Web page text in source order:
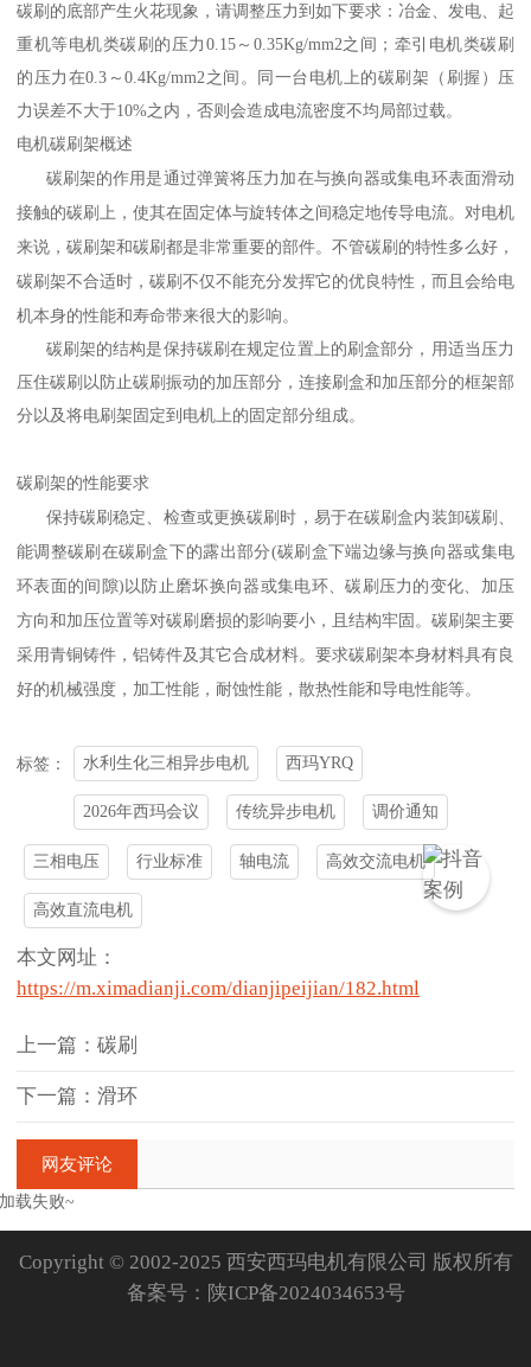
碳刷的底部产生火花现象，请调整压力到如下要求：冶金、发电、起
重机等电机类碳刷的压力0.15～0.35Kg/mm2之间；牵引电机类碳刷
的压力在0.3～0.4Kg/mm2之间。同一台电机上的碳刷架（刷握）压
力误差不大于10%之内，否则会造成电流密度不均局部过载。
电机碳刷架概述
碳刷架的作用是通过弹簧将压力加在与换向器或集电环表面滑动
接触的碳刷上，使其在固定体与旋转体之间稳定地传导电流。对电机
来说，碳刷架和碳刷都是非常重要的部件。不管碳刷的特性多么好，
碳刷架不合适时，碳刷不仅不能充分发挥它的优良特性，而且会给电
机本身的性能和寿命带来很大的影响。
碳刷架的结构是保持碳刷在规定位置上的刷盒部分，用适当压力
压住碳刷以防止碳刷振动的加压部分，连接刷盒和加压部分的框架部
分以及将电刷架固定到电机上的固定部分组成。
碳刷架的性能要求
保持碳刷稳定、检查或更换碳刷时，易于在碳刷盒内装卸碳刷、
能调整碳刷在碳刷盒下的露出部分(碳刷盒下端边缘与换向器或集电
环表面的间隙)以防止磨坏换向器或集电环、碳刷压力的变化、加压
方向和加压位置等对碳刷磨损的影响要小，且结构牢固。碳刷架主要
采用青铜铸件，铝铸件及其它合成材料。要求碳刷架本身材料具有良
好的机械强度，加工性能，耐蚀性能，散热性能和导电性能等。
标签： 水利生化三相异步电机 西玛YRQ
2026年西玛会议 传统异步电机 调价通知
三相电压 行业标准 轴电流 高效交流电机
高效直流电机
本文网址：
https://m.ximadianji.com/dianjipeijian/182.html
上一篇：碳刷
下一篇：滑环
网友评论
加载失败~
Copyright © 2002-2025 西安西玛电机有限公司 版权所有
备案号： 陕ICP备2024034653号